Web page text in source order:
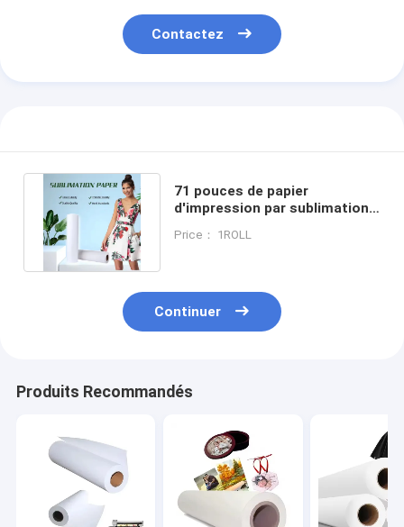
Contactez
71 pouces de papier
d'impression par sublimation
100GSM
Price： 1ROLL
Continuer
Produits Recommandés